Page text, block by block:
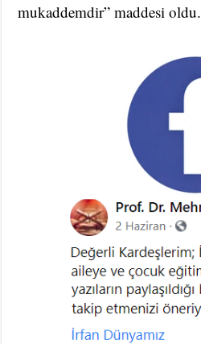
mukaddemdir” maddesi oldu.